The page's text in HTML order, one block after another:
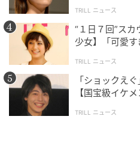
TRILL ニュース
“１日７回”ス
少女】「可愛
TRILL ニュース
「ショックえ
【国宝級イケ
TRILL ニュース